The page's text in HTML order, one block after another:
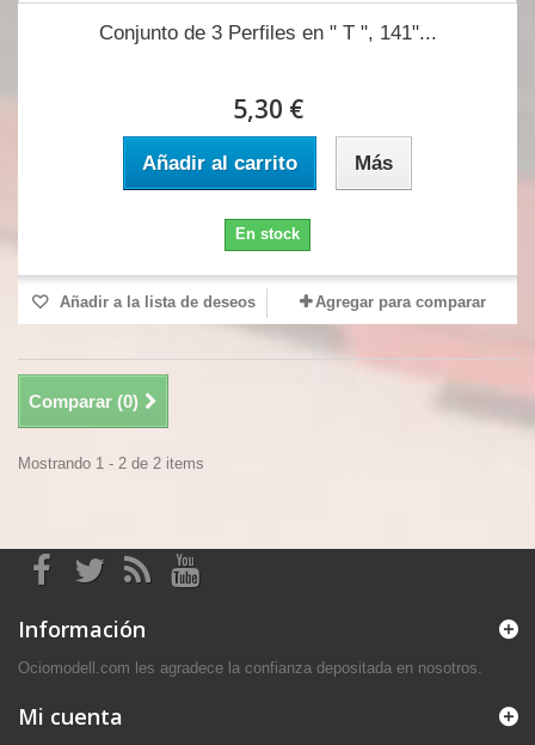
Conjunto de 3 Perfiles en " T ", 141"...
5,30 €
Añadir al carrito Más
En stock
Añadir a la lista de deseos Agregar para comparar
Comparar (0)
Mostrando 1 - 2 de 2 items
Información
Ociomodell.com les agradece la confianza depositada en nosotros.
Mi cuenta